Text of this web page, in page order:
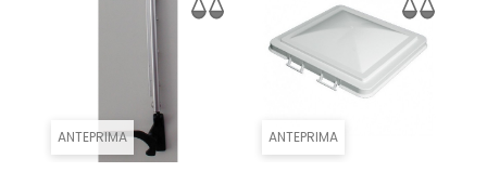
ANTEPRIMA ANTEPRIMA